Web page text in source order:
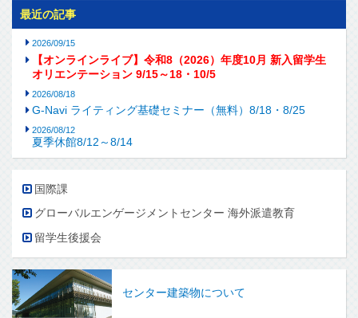
最近の記事
2026/09/15
【オンラインライブ】令和8（2026）年度10月 新入留学生
オリエンテーション 9/15～18・10/5
2026/08/18
G-Navi ライティング基礎セミナー（無料）8/18・8/25
2026/08/12
夏季休館8/12～8/14
国際課
グローバルエンゲージメントセンター 海外派遣教育
留学生後援会
センター建築物について